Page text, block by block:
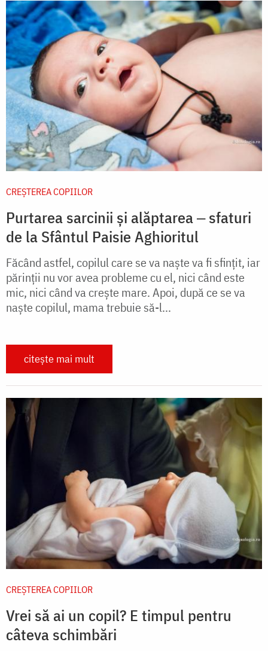
CREŞTEREA COPIILOR
Purtarea sarcinii și alăptarea ‒ sfaturi
de la Sfântul Paisie Aghioritul
Făcând astfel, copilul care se va naşte va fi sfinţit, iar
părinţii nu vor avea probleme cu el, nici când este
mic, nici când va creşte mare. Apoi, după ce se va
naşte copilul, mama trebuie să-l...
citește mai mult
CREŞTEREA COPIILOR
Vrei să ai un copil? E timpul pentru
câteva schimbări